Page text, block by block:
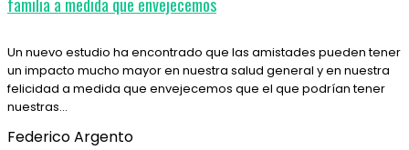
Un nuevo estudio ha encontrado que las amistades pueden tener
un impacto mucho mayor en nuestra salud general y en nuestra
felicidad a medida que envejecemos que el que podrían tener
nuestras…
Federico Argento